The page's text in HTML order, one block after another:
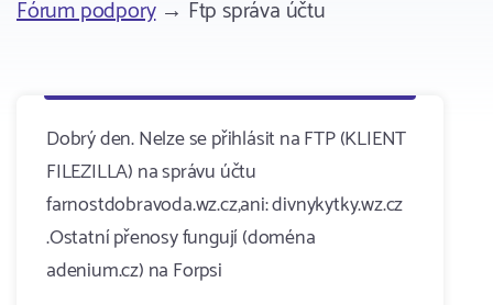
Fórum podpory→ Ftp správa účtu
Dobrý den. Nelze se přihlásit na FTP (KLIENT
FILEZILLA) na správu účtu
farnostdobravoda.wz.cz,ani: divnykytky.wz.cz
.Ostatní přenosy fungují (doména
adenium.cz) na Forpsi